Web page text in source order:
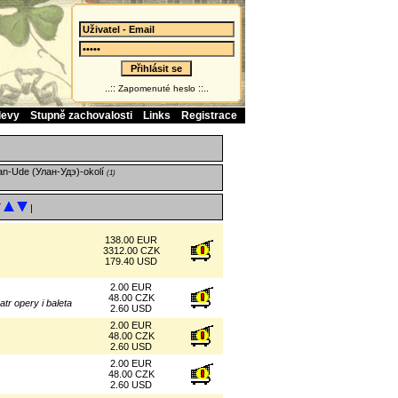
..:: Zapomenuté heslo ::..
Stupně zachovalosti Links Registrace
Ude (Улан‑Удэ)-okolí (1)
|
138.00 EUR
3312.00 CZK
179.40 USD
opery i baleta
2.00 EUR
48.00 CZK
2.60 USD
2.00 EUR
48.00 CZK
2.60 USD
2.00 EUR
48.00 CZK
2.60 USD